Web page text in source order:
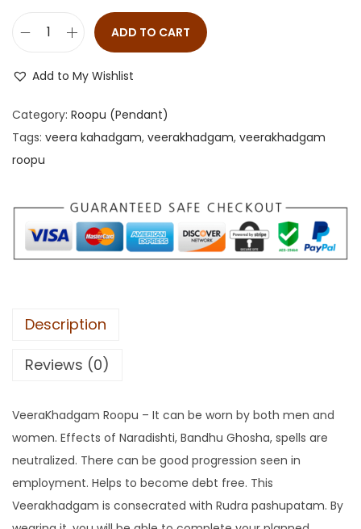
ADD TO CART
Add to My Wishlist
Category: Roopu (Pendant)
Tags: veera kahadgam, veerakhadgam, veerakhadgam
roopu
Description
Reviews (0)
VeeraKhadgam Roopu – It can be worn by both men and
women. Effects of Naradishti, Bandhu Ghosha, spells are
neutralized. There can be good progression seen in
employment. Helps to become debt free. This
Veerakhadgam is consecrated with Rudra pashupatam. By